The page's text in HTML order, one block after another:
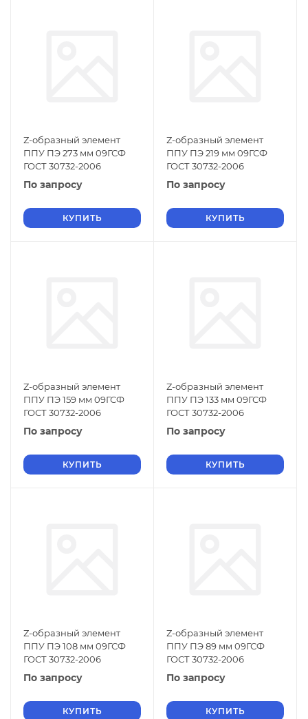
Z-образный элемент
ППУ ПЭ 273 мм 09ГСФ
ГОСТ 30732-2006
По запросу
КУПИТЬ
Z-образный элемент
ППУ ПЭ 219 мм 09ГСФ
ГОСТ 30732-2006
По запросу
КУПИТЬ
Z-образный элемент
ППУ ПЭ 159 мм 09ГСФ
ГОСТ 30732-2006
По запросу
КУПИТЬ
Z-образный элемент
ППУ ПЭ 133 мм 09ГСФ
ГОСТ 30732-2006
По запросу
КУПИТЬ
Z-образный элемент
ППУ ПЭ 108 мм 09ГСФ
ГОСТ 30732-2006
По запросу
КУПИТЬ
Z-образный элемент
ППУ ПЭ 89 мм 09ГСФ
ГОСТ 30732-2006
По запросу
КУПИТЬ